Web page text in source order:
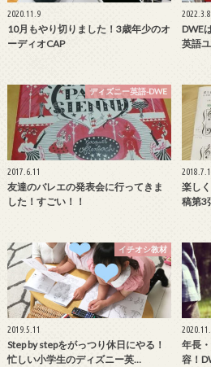
2020.11.9
10月もやり切りました！3歳年少のオ
ーディオCAP
2022.3.8
DWE
英語
ディズニー英語-DWE
2017.6.11
友達のバレエの発表会に行ってきま
した！すごい！！
楽し
稿第3
イチオシ教材
2019.5.11
Step by stepをがっつり休日にやる！
忙しい小学生のディズニー英…
年長
容！